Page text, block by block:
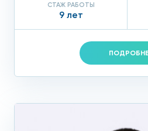
СТАЖ РАБОТЫ
9 лет